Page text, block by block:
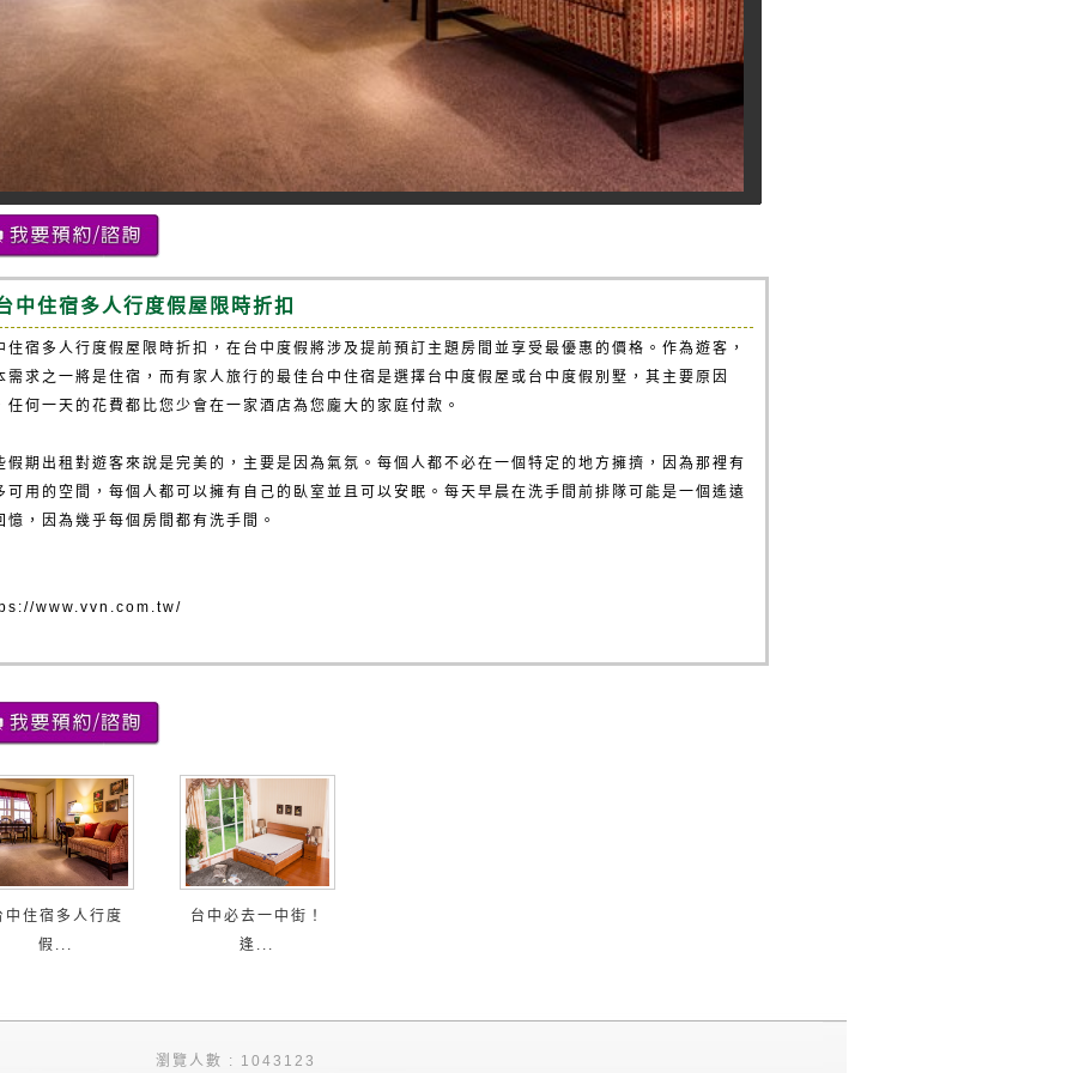
中住宿多人行度假屋限時折扣
住宿多人行度假屋限時折扣，在台中度假將涉及提前預訂主題房間並享受最優惠的價格。作為遊客，
需求之一將是住宿，而有家人旅行的最佳 台中住宿是選擇台中度假屋或台中度假別墅，其主要原因
任何一天的花費都比您少會在一家酒店為您龐大的家庭付款。
假期出租對遊客來說是完美的，主要是因為氣氛。每個人都不必在一個特定的地方擁擠，因為那裡有
可用的空間，每個人都可以擁有自己的臥室並且可以安眠。每天早晨在洗手間前排隊可能是一個遙遠
憶，因為幾乎每個房間都有洗手間。
www.vvn.com.tw/
中住宿多人行度
假...
台中必去一中街！
逢...
瀏覽人數 : 1043123